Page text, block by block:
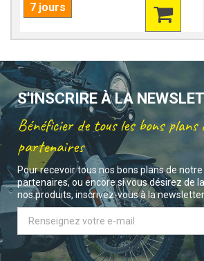
7 jours
S'INSCRIRE À LA
Bénéficier de tous les bons plans
partenaires
Pour recevoir tous nos bons plans de
partenaires, ou encore si vous désirez de
nos produits, inscrivez-vous à la